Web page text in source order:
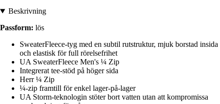
Beskrivning
Passform: lös
SweaterFleece-tyg med en subtil rutstruktur, mjuk borstad insida
och elastisk för full rörelsefrihet
UA SweaterFleece Men's ¼ Zip
Integrerat tee-stöd på höger sida
Herr ¼ Zip
¼-zip framtill för enkel lager-på-lager
UA Storm-teknologin stöter bort vatten utan att kompromissa